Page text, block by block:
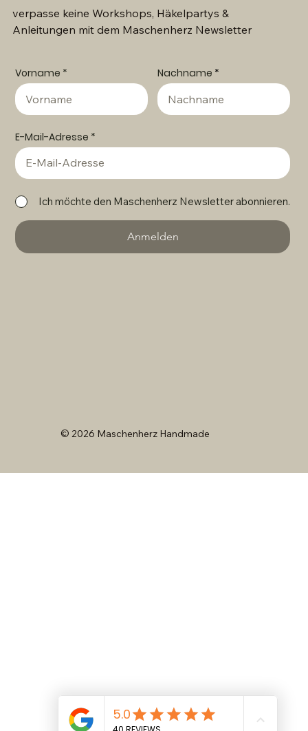
© 2026 Maschenherz Handmade
verpasse keine Workshops, Häkelpartys &
Anleitungen mit dem Maschenherz Newsletter
Vorname
E-Mail-Adresse
Nachname
Anmelden
Ich möchte den Maschenherz Newsletter abonnieren.